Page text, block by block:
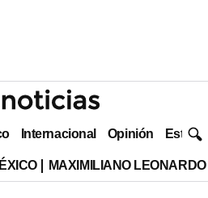
Internacional Opinión Estilo
MAXIMILIANO